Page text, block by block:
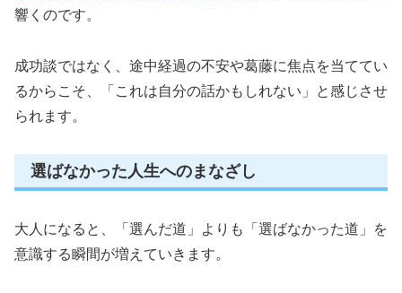
響くのです。
成功談ではなく、途中経過の不安や葛藤に焦点を当ててい
るからこそ、「これは自分の話かもしれない」と感じさせ
られます。
選ばなかった人生へのまなざし
大人になると、「選んだ道」よりも「選ばなかった道」を
意識する瞬間が増えていきます。